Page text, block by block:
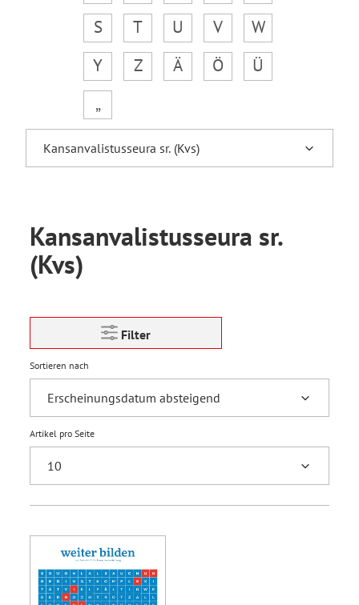
S
T U V
W
Y
Z Ä Ö
Ü
„
Kansanvalistusseura sr.
(Kvs)
Filter
Sortieren nach
Artikel pro Seite